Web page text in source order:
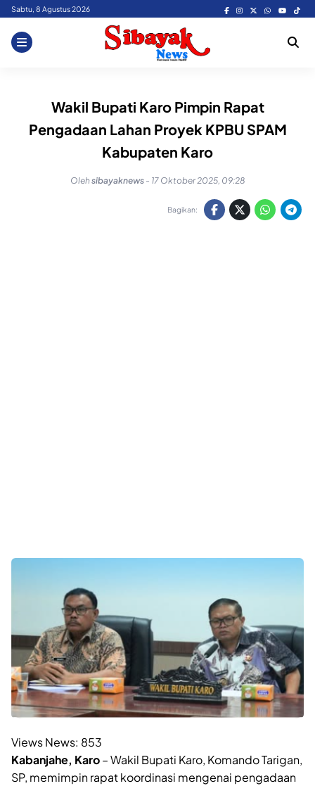
Skip
content
Sabtu, 8 Agustus 2026
Wakil Bupati Karo Pimpin Rapat
Pengadaan Lahan Proyek KPBU SPAM
Kabupaten Karo
Olehsibayaknews - 17 Oktober 2025, 09:28
Bagikan:
Views News: 853
Kabanjahe, Karo– Wakil Bupati Karo, Komando Tarigan,
SP, memimpin rapat koordinasi mengenai pengadaan